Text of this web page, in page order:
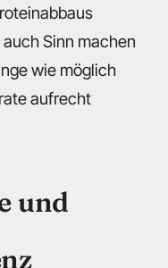
Sinn machen
wie möglich
aufrecht
und